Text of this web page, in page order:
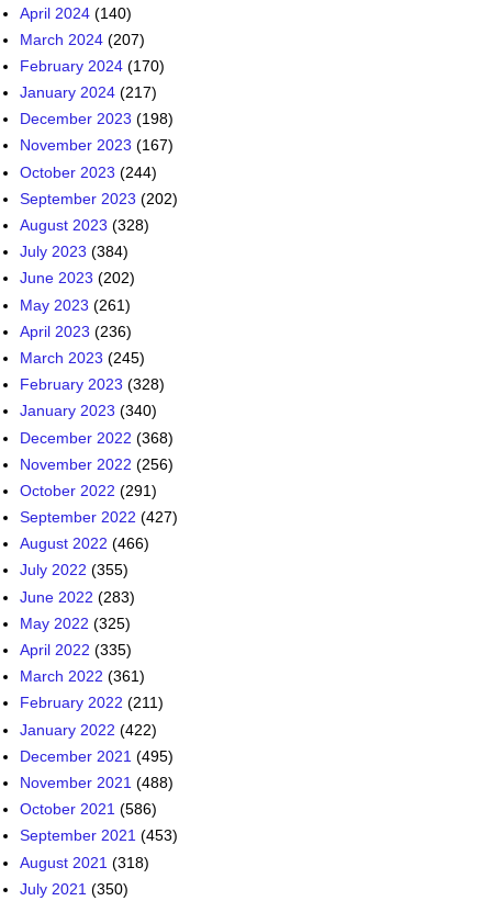
April 2024 (140)
March 2024 (207)
February 2024 (170)
January 2024 (217)
December 2023 (198)
November 2023 (167)
October 2023 (244)
September 2023 (202)
August 2023 (328)
July 2023 (384)
June 2023 (202)
May 2023 (261)
April 2023 (236)
March 2023 (245)
February 2023 (328)
January 2023 (340)
December 2022 (368)
November 2022 (256)
October 2022 (291)
September 2022 (427)
August 2022 (466)
July 2022 (355)
June 2022 (283)
May 2022 (325)
April 2022 (335)
March 2022 (361)
February 2022 (211)
January 2022 (422)
December 2021 (495)
November 2021 (488)
October 2021 (586)
September 2021 (453)
August 2021 (318)
July 2021 (350)